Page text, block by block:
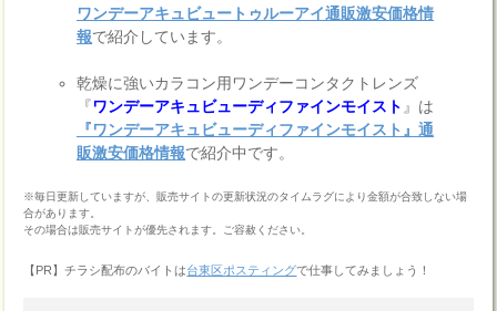
ワンデーアキュビュートゥルーアイ通販激安価格情
報で紹介しています。
乾燥に強いカラコン用ワンデーコンタクトレンズ
『ワンデーアキュビューディファインモイスト 』は
『ワンデーアキュビューディファインモイスト』通
販激安価格情報で紹介中です。
※毎日更新していますが、販売サイトの更新状況のタイムラグにより金額が合致しない場
合があります。
その場合は販売サイトが優先されます。ご容赦ください。
【PR】チラシ配布のバイトは台東区ポスティングで仕事してみましょう！